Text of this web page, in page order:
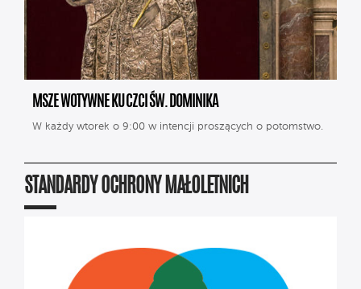
MSZE WOTYWNE KU CZCI ŚW. DOMINIKA
W każdy wtorek o 9:00 w intencji proszących o potomstwo.
STANDARDY OCHRONY MAŁOLETNICH